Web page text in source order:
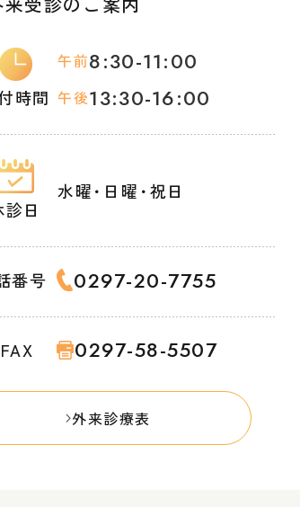
時間
午前8:30-11:00
午後13:30-16:00
診日
水曜・ 日曜・祝日
番号 0297-20-7755
FAX 0297-58-5507
外来診療表